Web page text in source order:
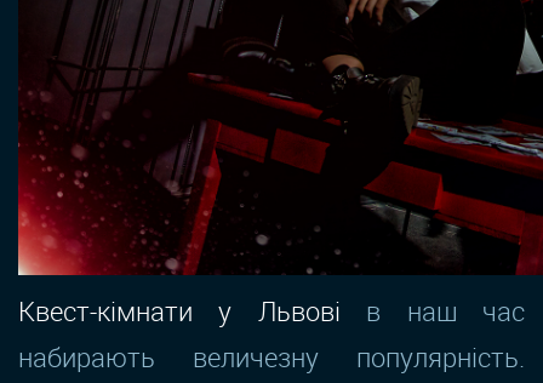
Квест-кімнати у Львові в наш час
набирають величезну популярність.